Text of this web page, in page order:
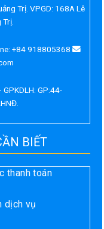
Trị. VPGD: 168A Lê
+84 918805368
GP:44-
BIẾT
thanh toán
dịch vụ